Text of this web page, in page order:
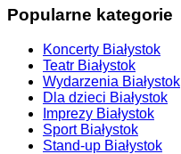
Popularne kategorie
Koncerty Białystok
Teatr Białystok
Wydarzenia Białystok
Dla dzieci Białystok
Imprezy Białystok
Sport Białystok
Stand-up Białystok